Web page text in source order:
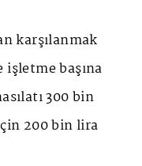
karşılanmak
işletme başına
300 bin
200 bin lira